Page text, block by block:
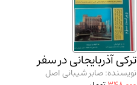
ترکی آذربایجانی در سفر
نویسنده: صابر شیبانی اصل